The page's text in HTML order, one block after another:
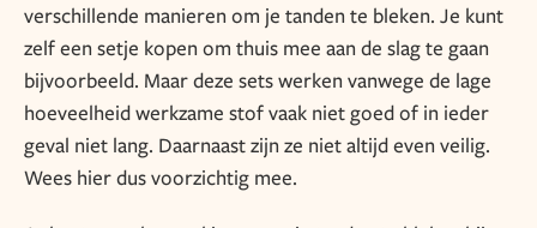
verschillende manieren om je tanden te bleken. Je kunt
zelf een setje kopen om thuis mee aan de slag te gaan
bijvoorbeeld. Maar deze sets werken vanwege de lage
hoeveelheid werkzame stof vaak niet goed of in ieder
geval niet lang. Daarnaast zijn ze niet altijd even veilig.
Wees hier dus voorzichtig mee.